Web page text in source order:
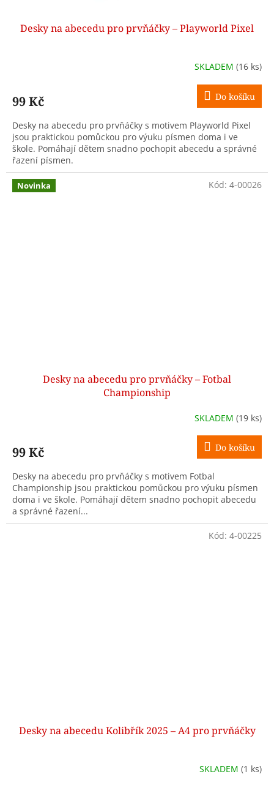
Desky na abecedu pro prvňáčky – Playworld Pixel
SKLADEM (16 ks)
99 Kč Do košíku
Desky na abecedu pro prvňáčky s motivem Playworld Pixel
jsou praktickou pomůckou pro výuku písmen doma i ve
škole. Pomáhají dětem snadno pochopit abecedu a správné
řazení písmen.
Novinka
Desky na abecedu pro prvňáčky – Fotbal
Championship
SKLADEM (19 ks)
99 Kč Do košíku
Desky na abecedu pro prvňáčky s motivem Fotbal
Championship jsou praktickou pomůckou pro výuku písmen
doma i ve škole. Pomáhají dětem snadno pochopit abecedu
a správné řazení...
Kód: 4-00026
Desky na abecedu Kolibřík 2025 – A4 pro prvňáčky
SKLADEM (1 ks)
Kód: 4-00225